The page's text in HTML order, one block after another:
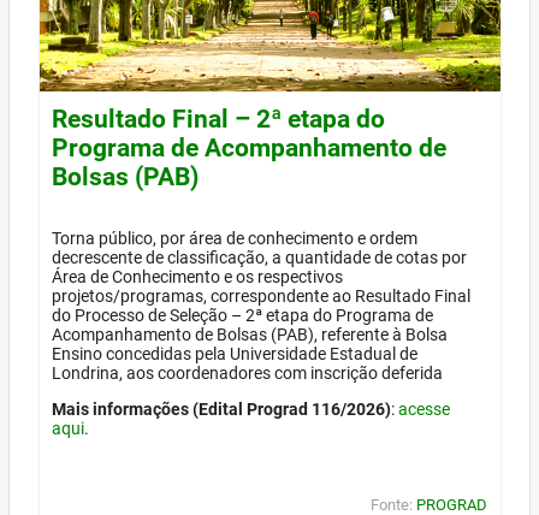
Resultado Final – 2ª etapa do
Programa de Acompanhamento de
Bolsas (PAB)
Torna público, por área de conhecimento e ordem
decrescente de classificação, a quantidade de cotas por
Área de Conhecimento e os respectivos
projetos/programas, correspondente ao Resultado Final
do Processo de Seleção – 2ª etapa do Programa de
Acompanhamento de Bolsas (PAB), referente à Bolsa
Ensino concedidas pela Universidade Estadual de
Londrina, aos coordenadores com inscrição deferida
Mais informações (Edital Prograd 116/2026):acesse
aqui.
Fonte: PROGRAD